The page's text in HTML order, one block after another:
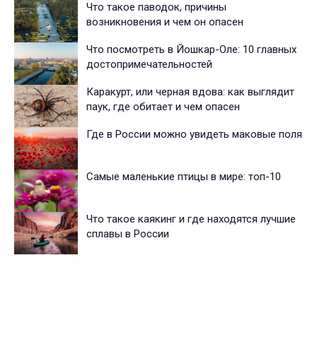
Что такое паводок, причины
возникновения и чем он опасен
Что посмотреть в Йошкар-Оле: 10 главных
достопримечательностей
Каракурт, или черная вдова: как выглядит
паук, где обитает и чем опасен
Где в России можно увидеть маковые поля
Самые маленькие птицы в мире: топ-10
Что такое каякинг и где находятся лучшие
сплавы в России